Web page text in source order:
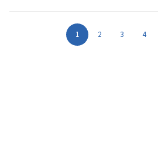
1 2 3 4